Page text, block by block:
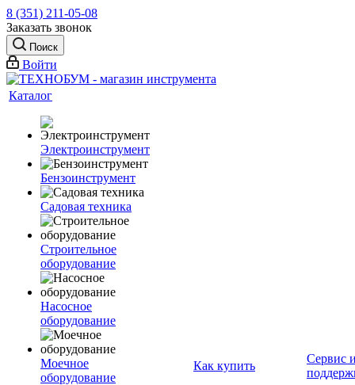
8 (351) 211-05-08
Заказать звонок
Поиск
Войти
Каталог
Электроинструмент
Бензоинструмент
Садовая техника
Строительное
оборудование
Насосное
оборудование
Моечное
оборудование
Как купить
Сервис